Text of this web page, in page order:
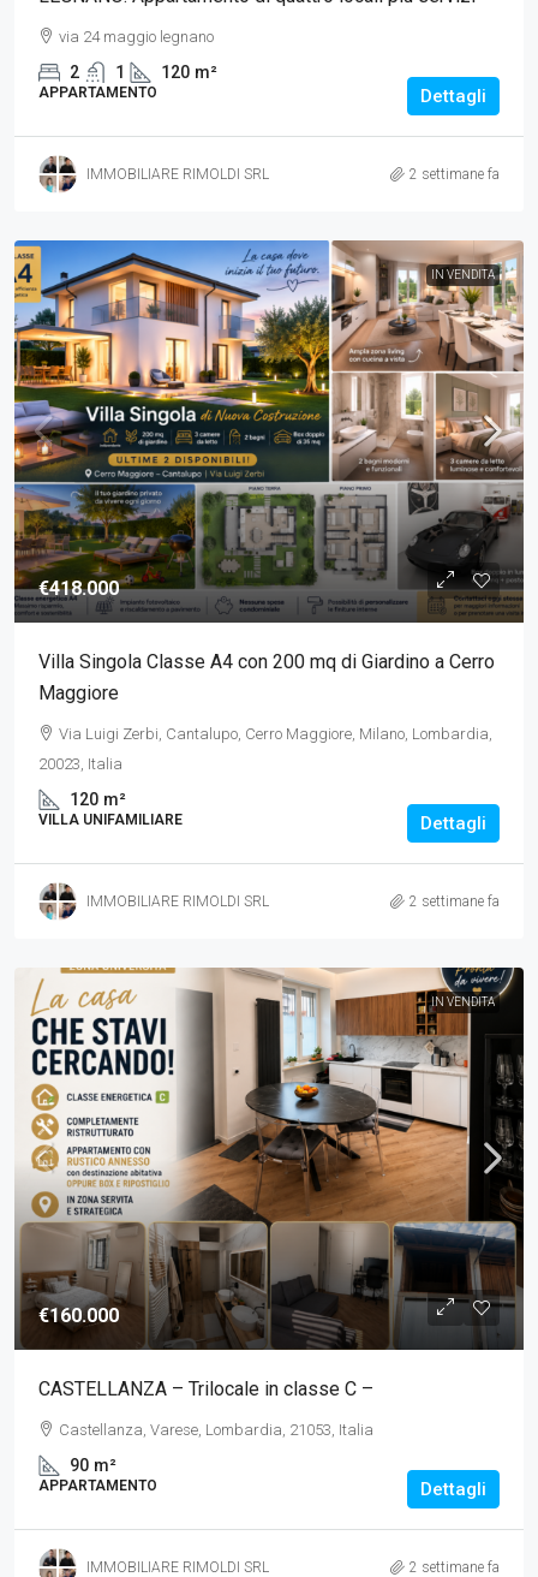
via 24 maggio legnano
2 1 120 m²
APPARTAMENTO Dettagli
IMMOBILIARE RIMOLDI SRL 2 settimane fa
IN VENDITA
€418.000
Villa Singola Classe A4 con 200 mq di Giardino a Cerro
Maggiore
Via Luigi Zerbi, Cantalupo, Cerro Maggiore, Milano, Lombardia,
20023, Italia
120 m²
VILLA UNIFAMILIARE Dettagli
IMMOBILIARE RIMOLDI SRL 2 settimane fa
IN VENDITA
€160.000
CASTELLANZA – Trilocale in classe C –
Castellanza, Varese, Lombardia, 21053, Italia
90 m²
APPARTAMENTO Dettagli
IMMOBILIARE RIMOLDI SRL 2 settimane fa